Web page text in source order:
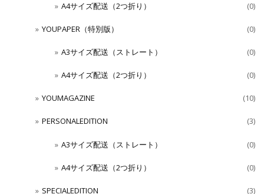
A4サイズ配送（2つ折り） (0)
YOUPAPER（特別版） (0)
A3サイズ配送（ストレート） (0)
A4サイズ配送（2つ折り） (0)
YOUMAGAZINE (10)
PERSONALEDITION (3)
A3サイズ配送（ストレート） (0)
A4サイズ配送（2つ折り） (0)
SPECIALEDITION (3)